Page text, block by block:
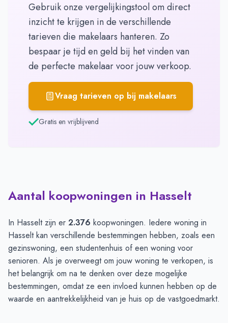
Gebruik onze vergelijkingstool om direct
inzicht te krijgen in de verschillende
tarieven die makelaars hanteren. Zo
bespaar je tijd en geld bij het vinden van
de perfecte makelaar voor jouw verkoop.
Vraag tarieven op bij makelaars
Gratis en vrijblijvend
Aantal koopwoningen in Hasselt
In Hasselt zijn er 2.376 koopwoningen. Iedere woning in
Hasselt kan verschillende bestemmingen hebben, zoals een
gezinswoning, een studentenhuis of een woning voor
senioren. Als je overweegt om jouw woning te verkopen, is
het belangrijk om na te denken over deze mogelijke
bestemmingen, omdat ze een invloed kunnen hebben op de
waarde en aantrekkelijkheid van je huis op de vastgoedmarkt.